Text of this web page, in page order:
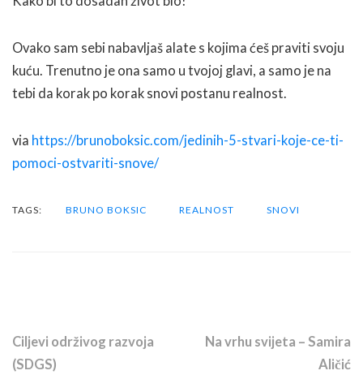
Ovako sam sebi nabavljaš alate s kojima ćeš praviti svoju
kuću. Trenutno je ona samo u tvojoj glavi, a samo je na
tebi da korak po korak snovi postanu realnost.
via https://brunoboksic.com/jedinih-5-stvari-koje-ce-ti-
pomoci-ostvariti-snove/
TAGS: BRUNO BOKSIC REALNOST SNOVI
Ciljevi održivog razvoja
(SDGS)
Na vrhu svijeta – Samira
Aličić